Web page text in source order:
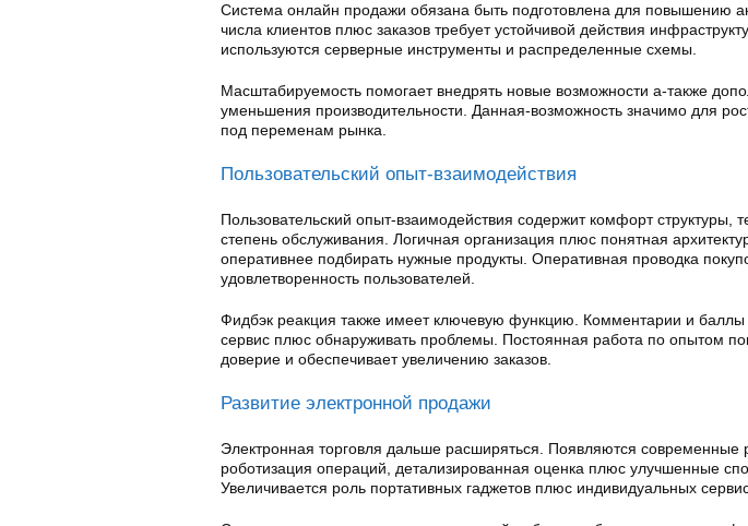
Система онлайн продажи обязана быть подготовлена для повышению
числа клиентов плюс заказов требует устойчивой действия
используются серверные инструменты и распределенные схемы.
Масштабируемость помогает внедрять новые возможности а-также
уменьшения производительности. Данная-возможность значимо для
под переменам рынка.
Пользовательский опыт-взаимодействия
Пользовательский опыт-взаимодействия содержит комфорт структуры,
степень обслуживания. Логичная организация плюс понятная
оперативнее подбирать нужные продукты. Оперативная проводка
удовлетворенность пользователей.
Фидбэк реакция также имеет ключевую функцию. Комментарии и баллы
сервис плюс обнаруживать проблемы. Постоянная работа по опытом
доверие и обеспечивает увеличению заказов.
Развитие электронной продажи
Электронная торговля дальше расширяться. Появляются
роботизация операций, детализированная оценка плюс улучшенные
Увеличивается роль портативных гаджетов плюс индивидуальных